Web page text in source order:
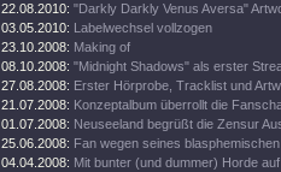
22.08.2010: "Darkly Darkly Venus Aversa"
03.05.2010: Labelwechsel vollzogen
23.10.2008: Making of
08.10.2008: "Midnight Shadows" als erster
27.08.2008: Erster Hörprobe, Tracklist und
21.07.2008: Konzeptalbum überrollt die
01.07.2008: Neuseeland begrüßt die Zensur
25.06.2008: Fan wegen seines
04.04.2008: Mit bunter (und dummer) Horde